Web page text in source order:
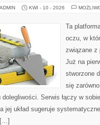
KWI - 10 - 2026
Ta
oczu, w
związane z
Już na
stworzone
się
dolegliwości. Serwis łączy w
jej układ sugeruje
[…]